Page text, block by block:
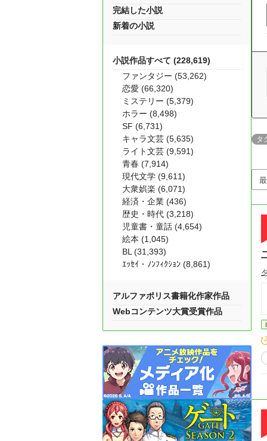
タ
完結した小説
新着の小説
小説作品すべて (228,619)
ファンタジー (53,262)
恋愛 (66,320)
ミステリー (5,379)
ホラー (8,498)
SF (6,731)
キャラ文芸 (5,635)
ライト文芸 (9,591)
青春 (7,914)
現代文学 (9,611)
大衆娯楽 (6,071)
経済・企業 (436)
歴史・時代 (3,218)
児童書・童話 (4,654)
絵本 (1,045)
BL (31,393)
ｴｯｾｲ・ﾉﾝﾌｨｸｼｮﾝ (8,861)
アルファポリス書籍化作家作品
Webコンテンツ大賞受賞作品